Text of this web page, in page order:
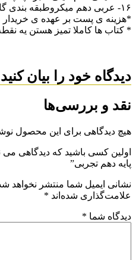
۱۶- عربی دهم میکروطبقه بندی گاج، چاپ ۹۶، قیمت ۱۲۰۰۰ تومان
*هزینه ی پست بر عهده ی خریدار
* کتاب ها کاملا تمیز هستن یه
دیدگاه خود را بیان کنید
نقد و بررسی‌ها
هیچ دیدگاهی برای این محصول
اولین کسی باشید که دیدگاهی
پایه دهم تجربی”
نشانی ایمیل شما منتشر نخواهد
علامت‌گذاری شده‌اند *
دیدگاه شما *